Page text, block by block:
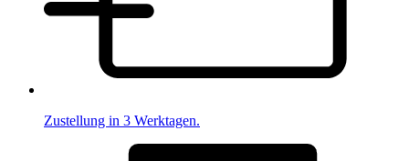
Zustellung in 3 Werktagen.